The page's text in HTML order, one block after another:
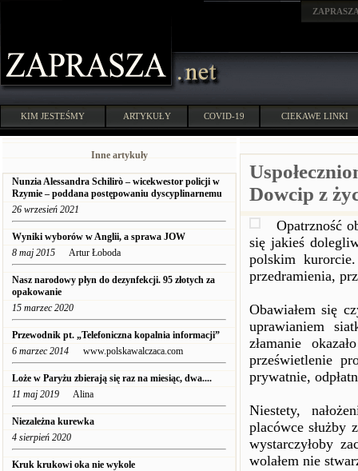
KIM JESTEŚMY ARTYKUŁY COVID-19 CIEKAWE LINKI
Inne artykuły
Nunzia Alessandra Schilirò – wicekwestor policji w
Rzymie – poddana postępowaniu dyscyplinarnemu
26 wrzesień 2021
Wyniki wyborów w Anglii, a sprawa JOW
8 maj 2015 Artur Łoboda
Nasz narodowy płyn do dezynfekcji. 95 złotych za
opakowanie
15 marzec 2020
Przewodnik pt. „Telefoniczna kopalnia informacji”
6 marzec 2014 www.polskawalczaca.com
Loże w Paryżu zbierają się raz na miesiąc, dwa....
11 maj 2019 Alina
Niezależna kurewka
4 sierpień 2020
Kruk krukowi oka nie wykole
Dowcip z
Opatrzność
się jakieś
polskim
przedramienia,
Obawiałem się
uprawianiem
złamanie
prześwietlenie
prywatnie,
Niestety,
placówce służby
wystarczyłoby
wolałem nie